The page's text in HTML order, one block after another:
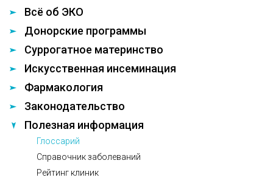
Всё об ЭКО
Донорские программы
Суррогатное материнство
Искусственная инсеминация
Фармакология
Законодательство
Полезная информация
Глоссарий
Справочник заболеваний
Рейтинг клиник